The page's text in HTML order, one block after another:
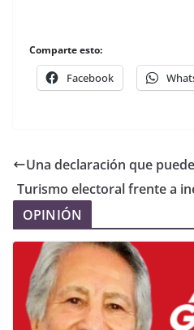
Comparte esto:
Facebook
Una declaración que
Turismo electoral frente a
OPINIÓN